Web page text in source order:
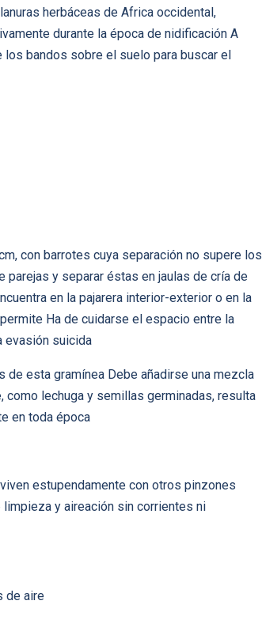
herbáceas de Africa occidental,
durante la época de nidificación A
bandos sobre el suelo para buscar el
con barrotes cuya separación no supere los
y separar éstas en jaulas de cría de
en la pajarera interior-exterior o en la
Ha de cuidarse el espacio entre la
evasión suicida
esta gramínea Debe añadirse una mezcla
como lechuga y semillas germinadas, resulta
en toda época
estupendamente con otros pinzones
y aireación sin corrientes ni
de aire